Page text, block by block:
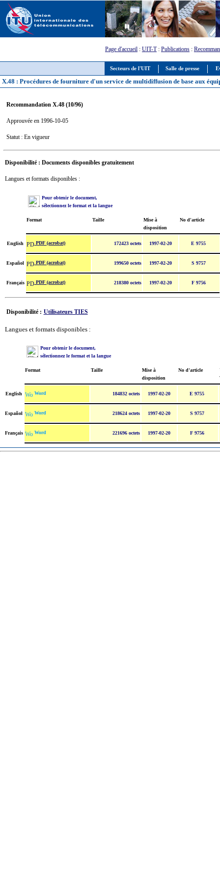
Secteurs de l'UIT Salle de presse
Page d'accueil : UIT-T: Publications :
X.48 : Procédures de fourniture d'un service de multidiffusion de base aux
Recommandation X.48 (10/96)
Approuvée en 1996-10-05
Statut : En vigueur
Disponibilité : Documents disponibles gratuitement
Langues et formats disponibles :
Pour obtenir le document,
sélectionnez le format et la langue
Format Taille
Mise à
disposition
No d'article
English PDF (acrobat) 172423 octets 1997-02-20 E 9755
Español PDF (acrobat) 199650 octets 1997-02-20 S 9757
Français PDF (acrobat) 218380 octets 1997-02-20 F 9756
Disponibilité : Utilisateurs TIES
Langues et formats disponibles :
Pour obtenir le document,
sélectionnez le format et la langue
Format Taille
Mise à
disposition
No d'article
English Word 184832 octets 1997-02-20 E 9755
Español Word 218624 octets 1997-02-20 S 9757
Français Word 221696 octets 1997-02-20 F 9756